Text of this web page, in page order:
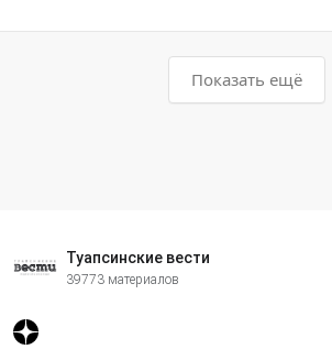
Показать ещё
Туапсинские вести
39773 материалов